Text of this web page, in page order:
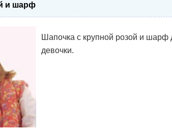
и шарф
Шапочка с крупной розой и шарф
девочки.